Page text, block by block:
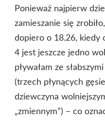
Ponieważ najpierw
zamieszanie się
dopiero o 18.26, kiedy
4 jest jeszcze jedno
pływałam ze
(trzech płynących
dziewczyna
„zmiennym”) – co